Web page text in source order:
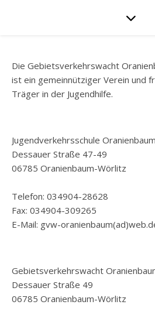
Die Gebietsverkehrswacht
ist ein gemeinnütziger Verein und
Träger in der Jugendhilfe.
Jugendverkehrsschule Oranienbaum
Dessauer Straße 47-49
06785 Oranienbaum-Wörlitz
Telefon: 034904-28628
Fax: 034904-309265
E-Mail: gvw-
Gebietsverkehrswacht
Dessauer Straße 49
06785 Oranienbaum-Wörlitz